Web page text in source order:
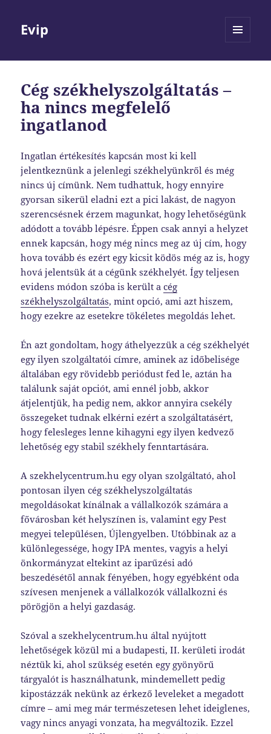
Evip
Cég székhelyszolgáltatás –
ha nincs megfelelő
ingatlanod
Ingatlan értékesítés kapcsán most ki kell
jelentkeznünk a jelenlegi székhelyünkről és még
nincs új címünk. Nem tudhattuk, hogy ennyire
gyorsan sikerül eladni ezt a pici lakást, de nagyon
szerencsésnek érzem magunkat, hogy lehetőségünk
adódott a tovább lépésre. Éppen csak annyi a helyzet
ennek kapcsán, hogy még nincs meg az új cím, hogy
hova tovább és ezért egy kicsit ködös még az is, hogy
hová jelentsük át a cégünk székhelyét. Így teljesen
evidens módon szóba is került acég
székhelyszolgáltatás, mint opció, ami azt hiszem,
hogy ezekre az esetekre tökéletes megoldás lehet.
Én azt gondoltam, hogy áthelyezzük a cég székhelyét
egy ilyen szolgáltatói címre, aminek az időbelisége
általában egy rövidebb periódust fed le, aztán ha
találunk saját opciót, ami ennél jobb, akkor
átjelentjük, ha pedig nem, akkor annyira csekély
összegeket tudnak elkérni ezért a szolgáltatásért,
hogy felesleges lenne kihagyni egy ilyen kedvező
lehetőség egy stabil székhely fenntartására.
A szekhelycentrum.hu egy olyan szolgáltató, ahol
pontosan ilyen cég székhelyszolgáltatás
megoldásokat kínálnak a vállalkozók számára a
fővárosban két helyszínen is, valamint egy Pest
megyei településen, Újlengyelben. Utóbbinak az a
különlegessége, hogy IPA mentes, vagyis a helyi
önkormányzat eltekint az iparűzési adó
beszedésétől annak fényében, hogy egyébként oda
szívesen menjenek a vállalkozók vállalkozni és
pörögjön a helyi gazdaság.
Szóval a szekhelycentrum.hu által nyújtott
lehetőségek közül mi a budapesti, II. kerületi irodát
néztük ki, ahol szükség esetén egy gyönyörű
tárgyalót is használhatunk, mindemellett pedig
kipostázzák nekünk az érkező leveleket a megadott
címre – ami meg már természetesen lehet ideiglenes,
vagy nincs anyagi vonzata, ha megváltozik. Ezzel